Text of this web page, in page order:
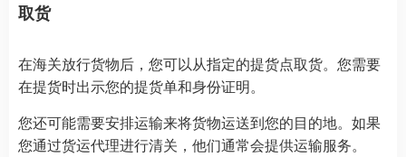
取货
在海关放行货物后，您可以从指定的提货点取货。您需要
在提货时出示您的提货单和身份证明。
您还可能需要安排运输来将货物运送到您的目的地。如果
您通过货运代理进行清关，他们通常会提供运输服务。